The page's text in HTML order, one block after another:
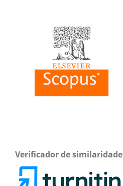
Verificador de similaridade